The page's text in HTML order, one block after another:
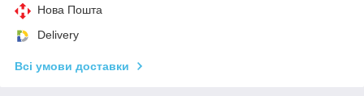
Нова Пошта
Delivery
Всі умови доставки